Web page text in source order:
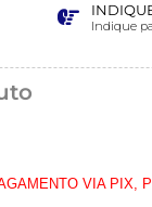
Indique
VIA PIX,